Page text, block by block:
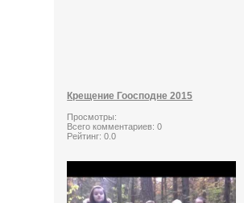
Крещение Гоосподне 2015
Просмотры:
Всего комментариев:0
Рейтинг:0.0